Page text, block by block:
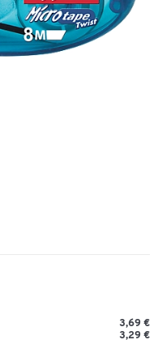
3,69 €
3,29 €